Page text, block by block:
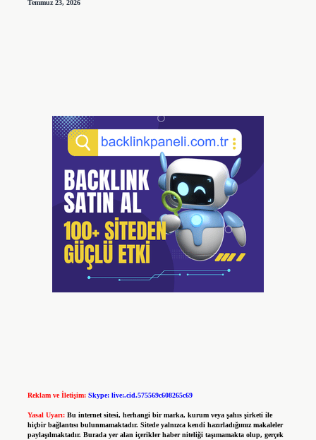
Temmuz 23, 2026
Reklam ve İletişim: Skype: live:.cid.575569c608265c69
Yasal Uyarı: Bu internet sitesi, herhangi bir marka, kurum veya şahıs şirketi ile
hiçbir bağlantısı bulunmamaktadır. Sitede yalnızca kendi hazırladığımız makaleler
paylaşılmaktadır. Burada yer alan içerikler haber niteliği taşımamakta olup, gerçek